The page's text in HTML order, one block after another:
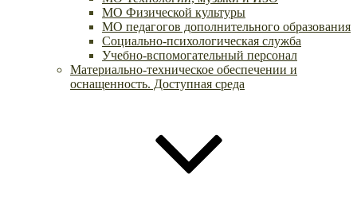
МО Физической культуры
МО педагогов дополнительного образования
Социально-психологическая служба
Учебно-вспомогательный персонал
Материально-техническое обеспечении и
оснащенность. Доступная среда